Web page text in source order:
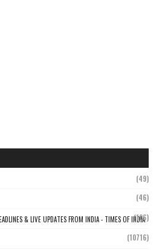
(49)
(46)
& LIVE UPDATES FROM INDIA - TIMES OF INDIA
(106)
(10716)